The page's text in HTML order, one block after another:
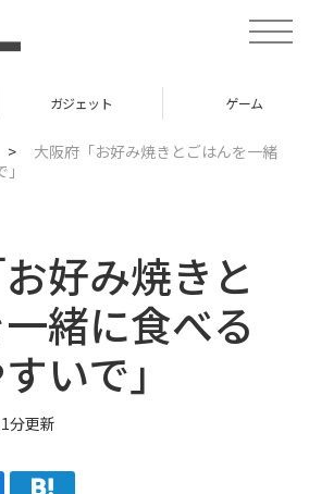
t
o
a
v
ガジェット ゲーム
>
大阪府「お好み焼きとごはんを一緒
好み焼きと
緒に食べる
いで」
分更新